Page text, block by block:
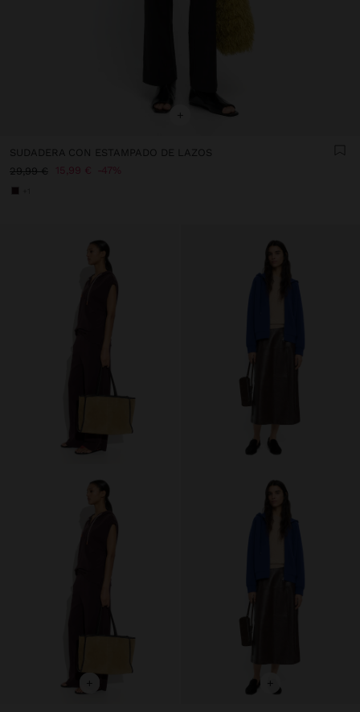
+
SUDADERA CON ESTAMPADO DE LAZOS
29,99 €
15,99 € 47%
+ +